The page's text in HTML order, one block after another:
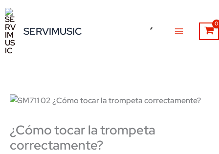
al
contenidoSERVIMUSIC
¿Cómo tocar la trompeta
correctamente?